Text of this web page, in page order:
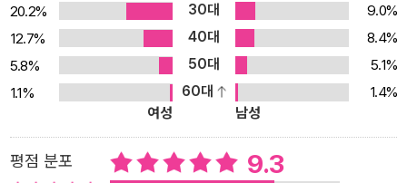
20.2%
30대
9.0%
12.7%
40대
8.4%
5.8%
50대
5.1%
1.1%
60대
1.4%
여성
남성
평점 분포 9.3